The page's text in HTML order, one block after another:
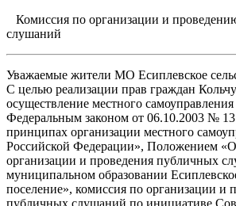
Комиссия по организации и
слушаний
Уважаемые жители МО Есиплевское
С целью реализации прав граждан
осуществление местного
Федеральным законом от 06.10.2003 №
принципах организации местного
Российской Федерации», Положением
организации и проведения публичных
муниципальном образовании
поселение», комиссия по организации и
публичных слушаний по инициативе